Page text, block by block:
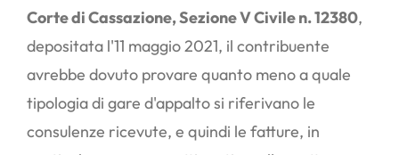
Corte di Cassazione, Sezione V Civile n. 12380,
depositata l'11 maggio 2021, il contribuente
avrebbe dovuto provare quanto meno a quale
tipologia di gare d'appalto si riferivano le
consulenze ricevute, e quindi le fatture, in